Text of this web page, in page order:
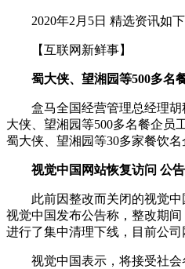
2020年2月5日 精选资讯如下
【互联网新鲜事】
蜀大侠、望湘园等500多名
盒马全国经营管理总经理胡
大侠、望湘园等500多名餐企员
蜀大侠、望湘园等30多家餐饮名
视觉中国网站恢复访问 公
此前因整改而关闭的视觉中
视觉中国发布公告称，整改期
进行了集中清理下线，目前公司
视觉中国表示，将接受社会